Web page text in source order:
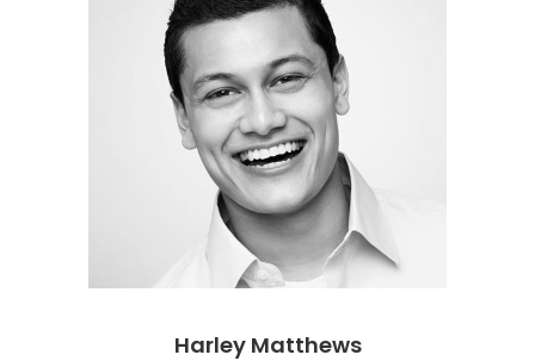
Harley Matthews